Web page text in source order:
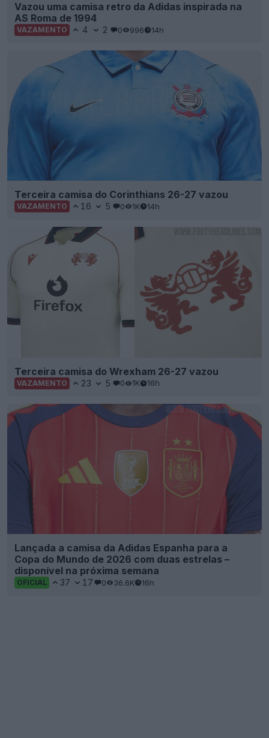
Vazou uma camisa retro da Adidas inspirada na
AS Roma de 1994
VAZAMENTO 4 2 0 996 14h
Terceira camisa do Corinthians 26-27 vazou
VAZAMENTO 16 5 0 1K 14h
Terceira camisa do Wrexham 26-27 vazou
VAZAMENTO 23 5 0 1K 16h
Lançada a camisa da Adidas Espanha para a
Copa do Mundo de 2026 com duas estrelas –
disponível na próxima semana
OFICIAL 37 17 0 36.6K 16h